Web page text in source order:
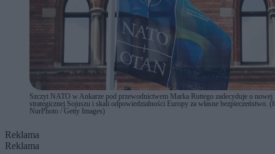
Szczyt NATO w Ankarze pod przewodnictwem Marka Ruttego zadecyduje o nowej
strategicznej Sojuszu i skali odpowiedzialności Europy za własne bezpieczeństwo.
NurPhoto / Getty Images)
Reklama
Reklama